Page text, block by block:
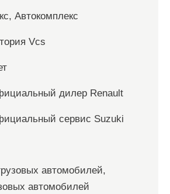
Автокомплекс
Vcs
дилер Renault
сервис Suzuki
автомобилей,
автомобилей